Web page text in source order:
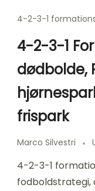
4-2-3-1
4-2-3-1
dødbolde,
frispark
Marco Silvestri
4-2-3-1
fodboldstrategi,